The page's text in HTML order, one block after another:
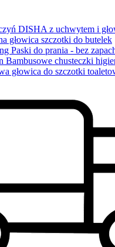
DISHA z uchwytem i
głowica szczotki do butelek
Paski do prania - bez
Bambusowe chusteczki
głowica do szczotki